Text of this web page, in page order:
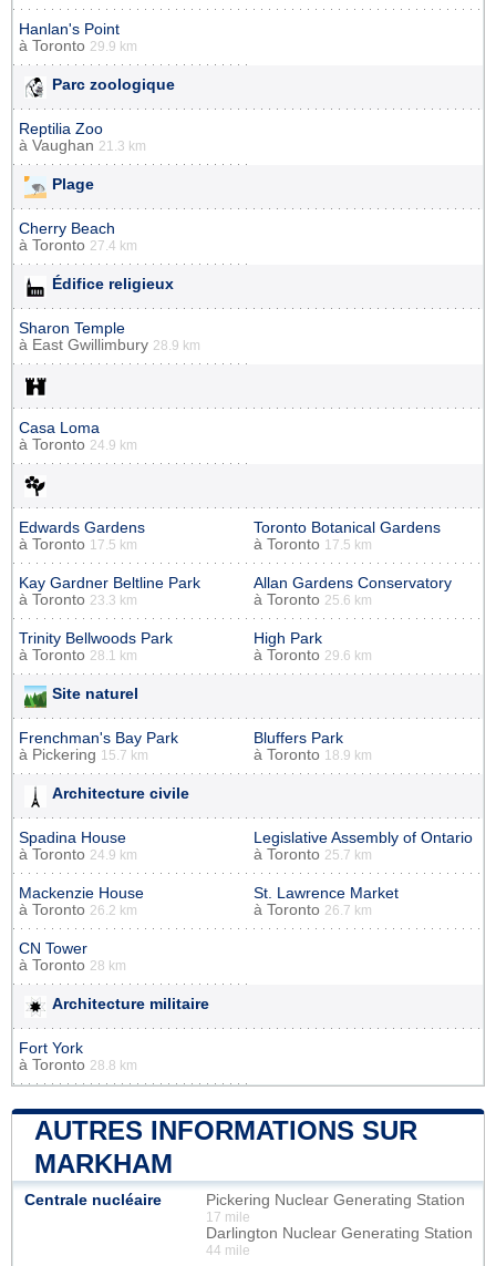
Hanlan's Point
à Toronto 29.9 km
Parc zoologique
Reptilia Zoo
à Vaughan 21.3 km
Plage
Cherry Beach
à Toronto 27.4 km
Édifice religieux
Sharon Temple
à East Gwillimbury 28.9 km
Casa Loma
à Toronto 24.9 km
Edwards Gardens
à Toronto 17.5 km
Toronto Botanical Gardens
à Toronto 17.5 km
Kay Gardner Beltline Park
à Toronto 23.3 km
Allan Gardens Conservatory
à Toronto 25.6 km
Trinity Bellwoods Park
à Toronto 28.1 km
High Park
à Toronto 29.6 km
Site naturel
Frenchman's Bay Park
à Pickering 15.7 km
Bluffers Park
à Toronto 18.9 km
Architecture civile
Spadina House
à Toronto 24.9 km
Legislative Assembly of Ontario
à Toronto 25.7 km
Mackenzie House
à Toronto 26.2 km
St. Lawrence Market
à Toronto 26.7 km
CN Tower
à Toronto 28 km
Architecture militaire
Fort York
à Toronto 28.8 km
AUTRES INFORMATIONS SUR
MARKHAM
Centrale nucléaire Pickering Nuclear Generating Station
17 mile
Darlington Nuclear Generating Station
44 mile